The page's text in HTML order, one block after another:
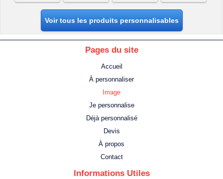
Voir tous les produits personnalisables
Pages du site
Accueil
À personnaliser
Image
Je personnalise
Déjà personnalisé
Devis
À propos
Contact
Informations Utiles